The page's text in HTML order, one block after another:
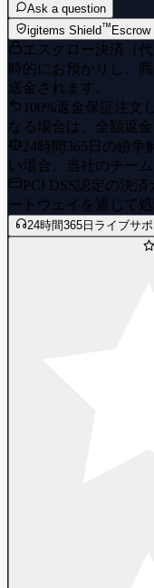
Ask a question
igitems Shield™ Escrow
エスクロー決済（
時的にお預かりし、
送金されます。
100%返金保証 注文
なる場合は、全額返金
24時間365日の紛争
い場合、当社のチー
PCI DSS認定の決済
ートウェイを通じて処
24時間365日ライブサポ